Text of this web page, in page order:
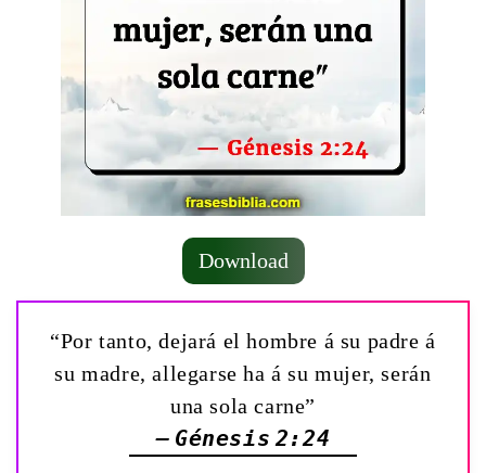
Download
“Por tanto, dejará el hombre á su padre á
su madre, allegarse ha á su mujer, serán
una sola carne”
— Génesis 2:24